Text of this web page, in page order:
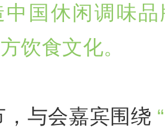
国休闲调味
饮食文化。
与会嘉宾围绕